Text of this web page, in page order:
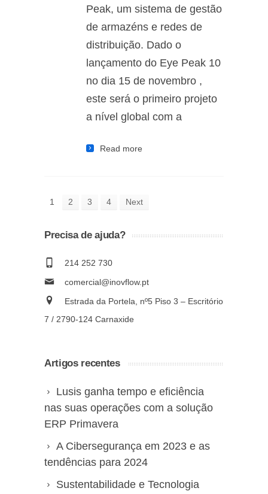
Peak, um sistema de gestão
de armazéns e redes de
distribuição. Dado o
lançamento do Eye Peak 10
no dia 15 de novembro ,
este será o primeiro projeto
a nível global com a
Read more
1 2 3 4 Next
Precisa de ajuda?
214 252 730
comercial@inovflow.pt
Estrada da Portela, nº5 Piso 3 – Escritório
7 / 2790-124 Carnaxide
Artigos recentes
Lusis ganha tempo e eficiência
nas suas operações com a solução
ERP Primavera
A Cibersegurança em 2023 e as
tendências para 2024
Sustentabilidade e Tecnologia